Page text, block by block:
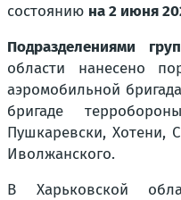
состоянию на 2 июня
Подразделениями
области нанесено
аэромобильной
бригаде
Пушкаревски, Хотени,
Иволжанского.
В Харьковской